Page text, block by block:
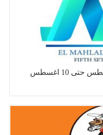
عروض اولاد المحلاوى من 6 اغسطس حتى 10 اغسطس